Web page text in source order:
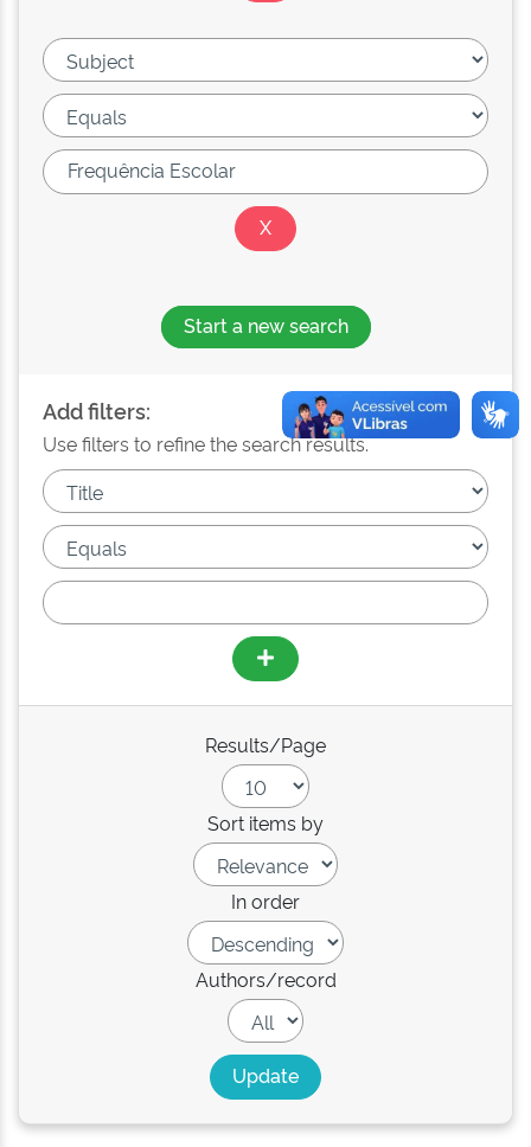
Start a new search
Add filters:
Use filters to refine the search results.
Results/Page
Sort items by
In order
Authors/record